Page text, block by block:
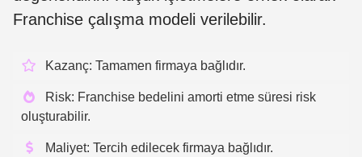
Franchise çalışma modeli verilebilir.
Kazanç: Tamamen firmaya bağlıdır.
Risk: Franchise bedelini amorti etme süresi risk
oluşturabilir.
Maliyet: Tercih edilecek firmaya bağlıdır.